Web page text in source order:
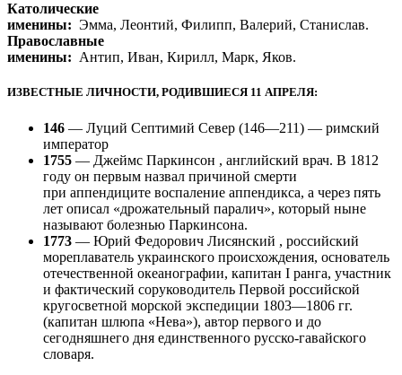
Католические
именины: Эмма, Леонтий, Филипп, Валерий, Станислав.
Православные
именины: Антип, Иван, Кирилл, Марк, Яков.
ИЗВЕСТНЫЕ ЛИЧНОСТИ, РОДИВШИЕСЯ 11 АПРЕЛЯ:
146 — Луций Септимий Север (146—211) — римский
император
1755 — Джеймс Паркинсон , английский врач. В 1812
году он первым назвал причиной смерти
при аппендиците воспаление аппендикса, а через пять
лет описал «дрожательный паралич», который ныне
называют болезнью Паркинсона.
1773 — Юрий Федорович Лисянский , российский
мореплаватель украинского происхождения, основатель
отечественной океанографии, капитан І ранга, участник
и фактический соруководитель Первой российской
кругосветной морской экспедиции 1803—1806 гг.
(капитан шлюпа «Нева»), автор первого и до
сегодняшнего дня единственного русско-гавайского
словаря.